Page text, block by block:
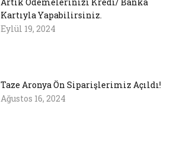
Kartıyla Yapabilirsiniz.
Eylül 19, 2024
Taze Aronya Ön Siparişlerimiz Açıldı!
Ağustos 16, 2024